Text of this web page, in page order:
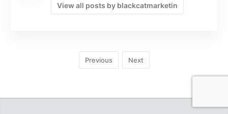
View all posts by blackcatmarketin
Previous Next